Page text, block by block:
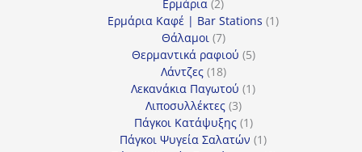
Ερμάρια 2
προϊόντα
Ερμάρια Καφέ | Bar Stations 11
Θάλαμοι 77
προϊόντα
Θερμαντικά ραφιού 55
Λάντζες 1818
προϊόντα
Λεκανάκια Παγωτού 11
Λιποσυλλέκτες 33
προϊόντα
Πάγκοι Κατάψυξης 11
προϊόν
Πάγκοι Ψυγεία Σαλατών 11